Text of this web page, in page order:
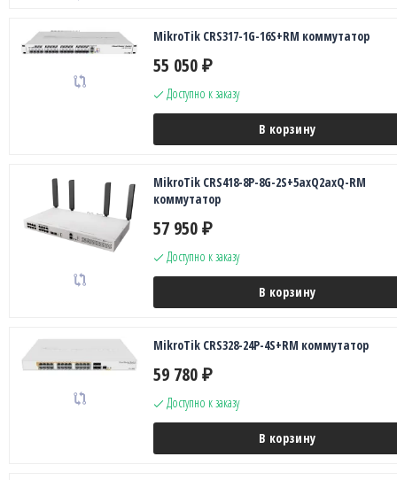
MikroTik CRS317-1G-16S+RM коммутатор
55 050 ₽
Доступно к заказу
В корзину
MikroTik CRS418-8P-8G-2S+5axQ2axQ-RM
коммутатор
57 950 ₽
Доступно к заказу
В корзину
MikroTik CRS328-24P-4S+RM коммутатор
59 780 ₽
Доступно к заказу
В корзину